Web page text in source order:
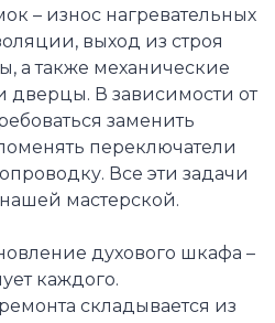
– износ нагревательных
выход из строя
а также механические
дверцы. В зависимости от
заменить
переключатели
Все эти задачи
мастерской.
духового шкафа –
каждого.
складывается из